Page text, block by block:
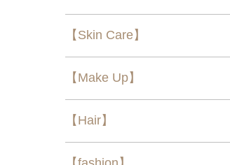
【Skin Care】
【Make Up】
【Hair】